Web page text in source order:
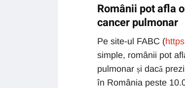
Românii pot afla
cancer pulmonar
Pe site-ul FABC (
simple, românii pot
pulmonar și dacă
în România peste